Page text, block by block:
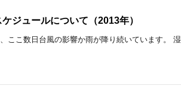
ジュールについて（2013年）
ここ数日台風の影響か雨が降り続いています。